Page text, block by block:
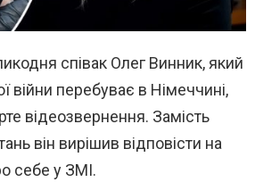
співак Олег Винник, який
війни перебуває в Німеччині,
відеозвернення. Замість
він вирішив відповісти на
себе у ЗМІ.